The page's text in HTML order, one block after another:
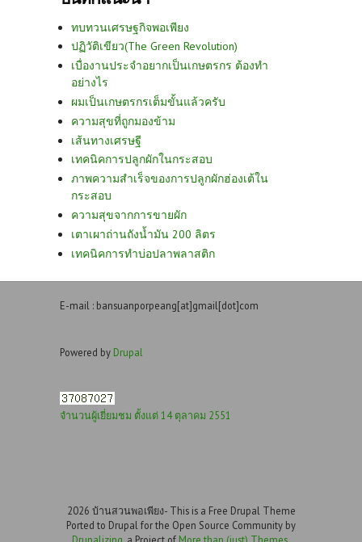
ทบทวนเศรษฐกิจพอเพียง
ปฏิวัติเขียว(The Green Revolution)
เบื่องานประจำอยากเป็นเกษตรกร ต้องทำ
อย่างไร
ผมเป็นเกษตรกรเต็มขั้นแล้วครับ
ความสุขที่ถูกมองข้าม
เส้นทางเศรษฐี
เทคนิคการปลูกผักในกระสอบ
ภาพความสำเร็จของการปลูกผักฮ่องเต้ใน
กระสอบ
ความสุขจากการขายผัก
เตาเผาถ่านถังน้ำมัน 200 ลิตร
เทคนิคการทำบ่อปลาพลาสติก
E-mail : bansuanporpeang[at]gmail[dot]com
Powered by Drupal
จำนวนผู้เยี่ยมชม ตั้งแต่ 14 ตุลาคม 2551
2026 บ้านสวนพอเพียง- This is a Free Drupal Theme
Ported to Drupal for the Open Source Community by